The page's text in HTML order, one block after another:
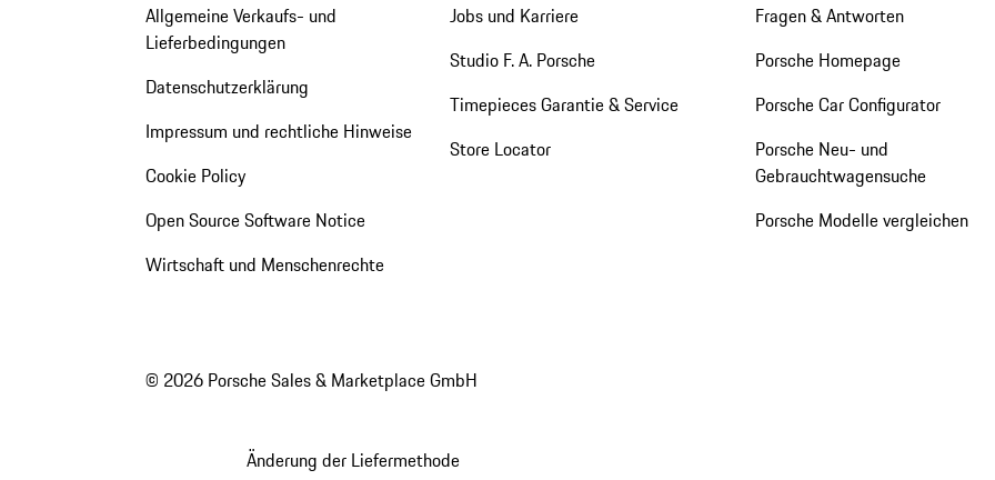
Allgemeine Verkaufs- und
Lieferbedingungen
Datenschutzerklärung
Impressum und rechtliche Hinweise
Cookie Policy
Open Source Software Notice
Wirtschaft und Menschenrechte
Jobs und Karriere
Studio F. A. Porsche
Timepieces Garantie & Service
Store Locator
Fragen & Antworten
Porsche Homepage
Porsche Car Configurator
Porsche Neu- und
Gebrauchtwagensuche
Porsche Modelle vergleichen
© 2026 Porsche Sales & Marketplace GmbH
Änderung der Liefermethode